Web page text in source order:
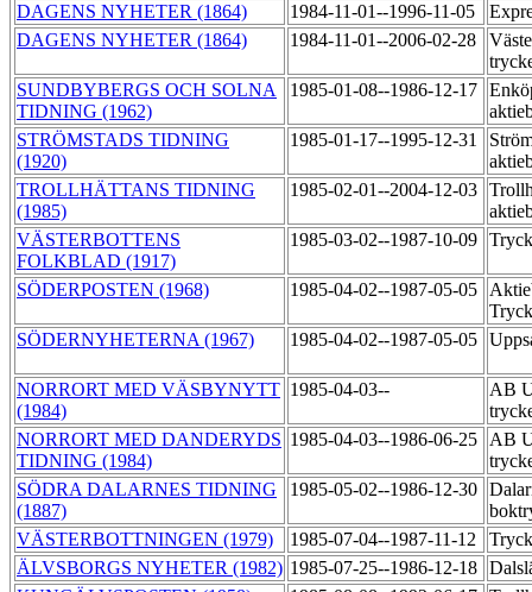
DAGENS NYHETER (1864)
1984-11-01--1996-11-05
DAGENS NYHETER (1864)
1984-11-01--2006-02-28
SUNDBYBERGS OCH SOLNA
TIDNING (1962)
1985-01-08--1986-12-17
STRÖMSTADS TIDNING
(1920)
1985-01-17--1995-12-31
TROLLHÄTTANS TIDNING
(1985)
1985-02-01--2004-12-03
VÄSTERBOTTENS
FOLKBLAD (1917)
1985-03-02--1987-10-09
SÖDERPOSTEN (1968) 1985-04-02--1987-05-05
SÖDERNYHETERNA (1967)
1985-04-02--1987-05-05
NORRORT MED VÄSBYNYTT
(1984)
1985-04-03--
AB
NORRORT MED DANDERYDS
TIDNING (1984)
1985-04-03--1986-06-25
AB
SÖDRA DALARNES TIDNING
(1887)
1985-05-02--1986-12-30
VÄSTERBOTTNINGEN (1979)
1985-07-04--1987-11-12
ÄLVSBORGS NYHETER (1982) 1985-07-25--1986-12-18